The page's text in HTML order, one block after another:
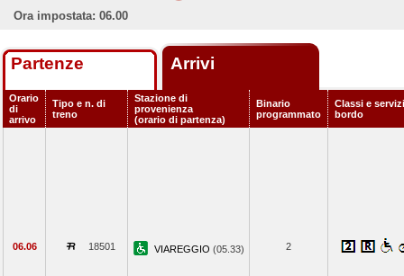
Ora impostata: 06.00
Partenze Arrivi
Orario
di
arrivo
Tipo e n. di
treno
Stazione di
provenienza
(orario di partenza)
Binario
programmato
Classi e
bordo
06.06 18501 VIAREGGIO (05.33) 2